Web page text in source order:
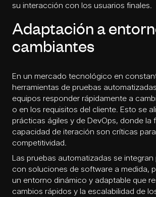
su interacción con los usuarios finales.
Adaptación a
cambiantes
En un mercado tecnológico en
herramientas de pruebas
equipos responder rápidamente a
o en los requisitos del cliente. Esto se
prácticas ágiles y de DevOps, donde la
capacidad de iteración son críticas
competitividad.
Las pruebas automatizadas se
con soluciones de software a medida,
un entorno dinámico y adaptable que
cambios rápidos y la escalabilidad de